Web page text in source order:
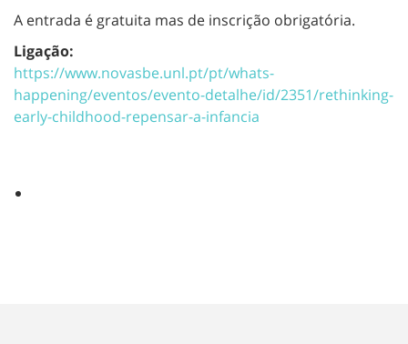
A entrada é gratuita mas de inscrição obrigatória.
Ligação:
https://www.novasbe.unl.pt/pt/whats-
happening/eventos/evento-detalhe/id/2351/rethinking-
early-childhood-repensar-a-infancia